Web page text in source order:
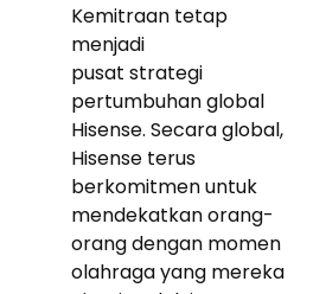
Kemitraan tetap
menjadi
pusat strategi
pertumbuhan global
Hisense. Secara global,
Hisense terus
berkomitmen untuk
mendekatkan orang-
orang dengan momen
olahraga yang mereka